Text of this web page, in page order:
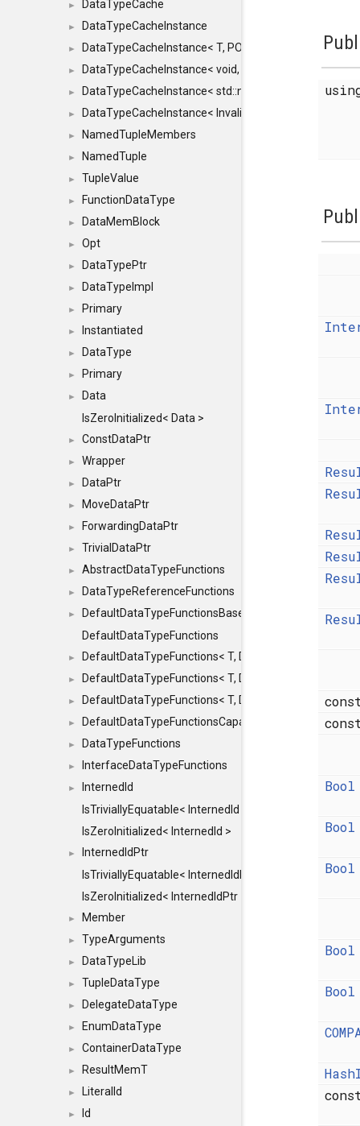
► DataTypeCache
► DataTypeCacheInstance
► DataTypeCacheInstance< T, POLICY, true >
► DataTypeCacheInstance< void, POLICY, true >
► DataTypeCacheInstance< std::nullptr_t, POLICY, true >
► DataTypeCacheInstance< InvalidType, POLICY, true >
► NamedTupleMembers
► NamedTuple
► TupleValue
► FunctionDataType
► DataMemBlock
► Opt
► DataTypePtr
► DataTypeImpl
► Primary
► Instantiated
► DataType
► Primary
►
Data
IsZeroInitialized< Data >
► ConstDataPtr
► Wrapper
► DataPtr
► MoveDataPtr
► ForwardingDataPtr
► TrivialDataPtr
► AbstractDataTypeFunctions
► DataTypeReferenceFunctions
►
DefaultDataTypeFunctionsBase
DefaultDataTypeFunctions
► DefaultDataTypeFunctions< T,
► DefaultDataTypeFunctions< T,
► DefaultDataTypeFunctions< T, DATATYPEMODE::BIG >
► DefaultDataTypeFunctionsCapabilityFlags
► DataTypeFunctions
► InterfaceDataTypeFunctions
►
InternedId
IsTriviallyEquatable< InternedId >
IsZeroInitialized< InternedId >
►
InternedIdPtr
IsTriviallyEquatable< InternedIdPtr >
IsZeroInitialized< InternedIdPtr >
► Member
► TypeArguments
► DataTypeLib
► TupleDataType
► DelegateDataType
► EnumDataType
► ContainerDataType
► ResultMemT
► LiteralId
► Id
Bool
Bool
Bool
Bool
Bool